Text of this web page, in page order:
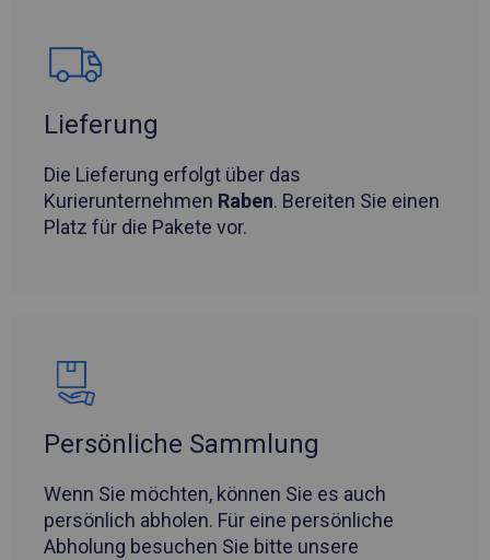
Lieferung
Die Lieferung erfolgt über das
Kurierunternehmen Raben. Bereiten Sie einen
Platz für die Pakete vor.
Persönliche Sammlung
Wenn Sie möchten, können Sie es auch
persönlich abholen. Für eine persönliche
Abholung besuchen Sie bitte unsere